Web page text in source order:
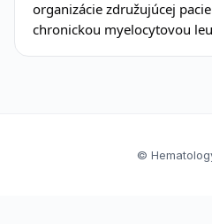
organizácie združujúcej
chronickou myelocytovou
©